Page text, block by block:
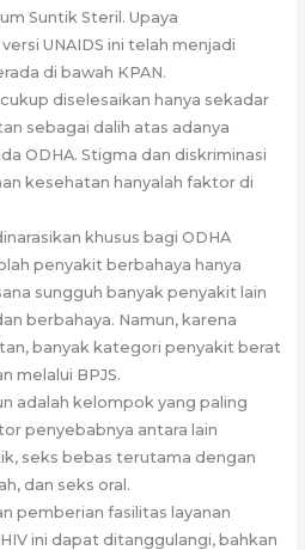
Suntik Steril. Upaya
UNAIDS ini telah menjadi
di bawah KPAN.
diselesaikan hanya sekadar
sebagai dalih atas adanya
ODHA. Stigma dan diskriminasi
kesehatan hanyalah faktor di
khusus bagi ODHA
penyakit berbahaya hanya
sungguh banyak penyakit lain
berbahaya. Namun, karena
banyak kategori penyakit berat
melalui BPJS.
adalah kelompok yang paling
penyebabnya antara lain
seks bebas terutama dengan
dan seks oral.
pemberian fasilitas layanan
ini dapat ditanggulangi, bahkan